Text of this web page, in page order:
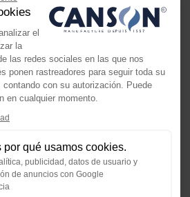
gustar
el
la
las redes sociales en las que nos
ponen rastreadores para seguir toda su
contando con su autorización. Puede
en cualquier momento.
qué usamos cookies.
publicidad, datos de usuario y
de anuncios con Google
Nuestra plataforma te permite